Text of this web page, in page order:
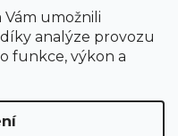
Vám umožnili
analýze provozu
funkce, výkon a